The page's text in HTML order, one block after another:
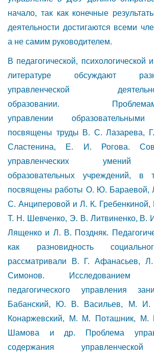
начало, так как конечные
деятельности достигаются всеми
а не самим руководителем.
В педагогической, психологической
литературе обсуждают
управленческой
образовании. Проблемам,
управлении образовательными
посвящены труды В. С. Лазарева,
Сластенина, Е. И. Рогова.
управленческих умений
образовательных учреждений,
посвящены работы О. Ю. Бараевой,
С. Анциперовой и Л. К. Гребенкиной,
Т. Н. Шевченко, Э. В. Литвиненко, В.
Лященко и Л. В. Поздняк.
как разновидность
рассматривали В. Г. Афанасьев,
Симонов. Исследованием
педагогического управления
Бабанский, Ю. В. Васильев, М.
Конаржевский, М. М. Поташник, М.
Шамова и др. Проблема
содержания управленческой